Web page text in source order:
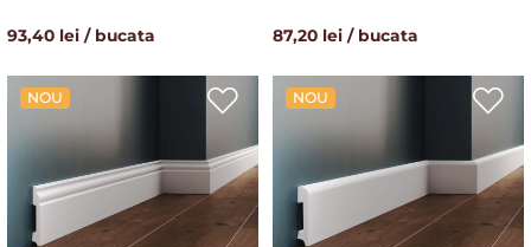
93,40 lei / bucata 87,20 lei / bucata
NOU NOU